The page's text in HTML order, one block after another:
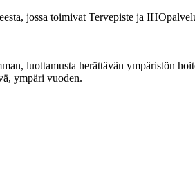
jossa toimivat Tervepiste ja
luottamusta herättävän ympäristön
ympäri vuoden.